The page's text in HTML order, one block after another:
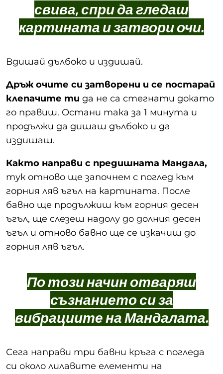
свива, спри да гледаш
картината и затвори очи.
Вдишай дълбоко и издишай.
Дръж очите си затворени и се постарай
клепачите ти да не са стегнати докато
го правиш. Остани така за 1 минута и
продължи да дишаш дълбоко и да
издишаш.
Както направи с предишната Мандала,
тук отново ще започнем с поглед към
горния ляв ъгъл на картината. После
бавно ще продължиш към горния десен
ъгъл, ще слезеш надолу до долния десен
ъгъл и отново бавно ще се изкачиш до
горния ляв ъгъл.
По този начин отваряш
съзнанието си за
вибрациите на Мандалата.
Сега направи три бавни кръга с погледа
си около лилавите елементи на